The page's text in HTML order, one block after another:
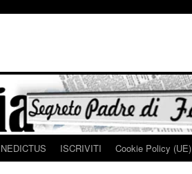
ISCRIVITI Cookie Policy (UE)